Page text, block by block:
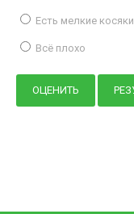
Есть мелкие косяки
Всё плохо